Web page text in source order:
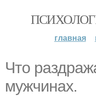
главная
Что
мужчинах.